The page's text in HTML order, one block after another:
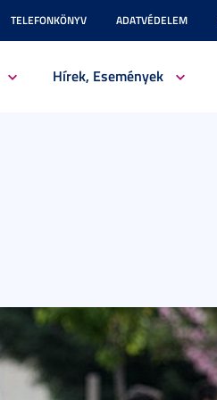
TELEFONKÖNYV ADATVÉDELEM
Hírek, Események